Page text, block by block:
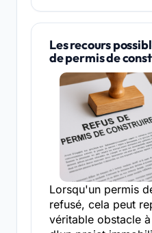
Les recours
de permis de
Lorsqu'un permis
refusé, cela peut
véritable obstacle